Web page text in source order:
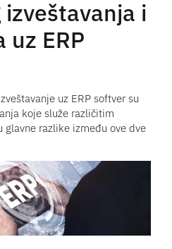
i
uz ERP
uz ERP softver su
koje služe različitim
glavne razlike između ove dve